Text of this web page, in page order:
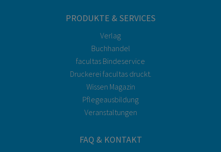
PRODUKTE & SERVICES
Verlag
Buchhandel
facultas Bindeservice
Druckerei facultas druckt.
Wissen Magazin
Pflegeausbildung
Veranstaltungen
FAQ & KONTAKT